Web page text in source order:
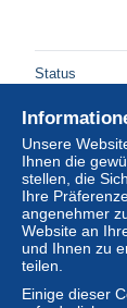
Status
Unsere
Ihnen die
stellen, die
Ihre
angenehmer
Website an
und Ihnen zu
teilen.
Einige dieser